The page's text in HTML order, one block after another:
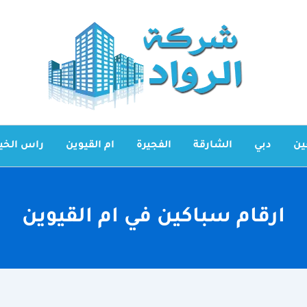
دبي الشارقة الفجيرة ام القيوين راس
ارقام سباكين في ام القيوين